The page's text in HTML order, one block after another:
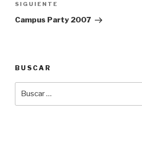
Siguiente
entrada
SIGUIENTE
Campus Party 2007
BUSCAR